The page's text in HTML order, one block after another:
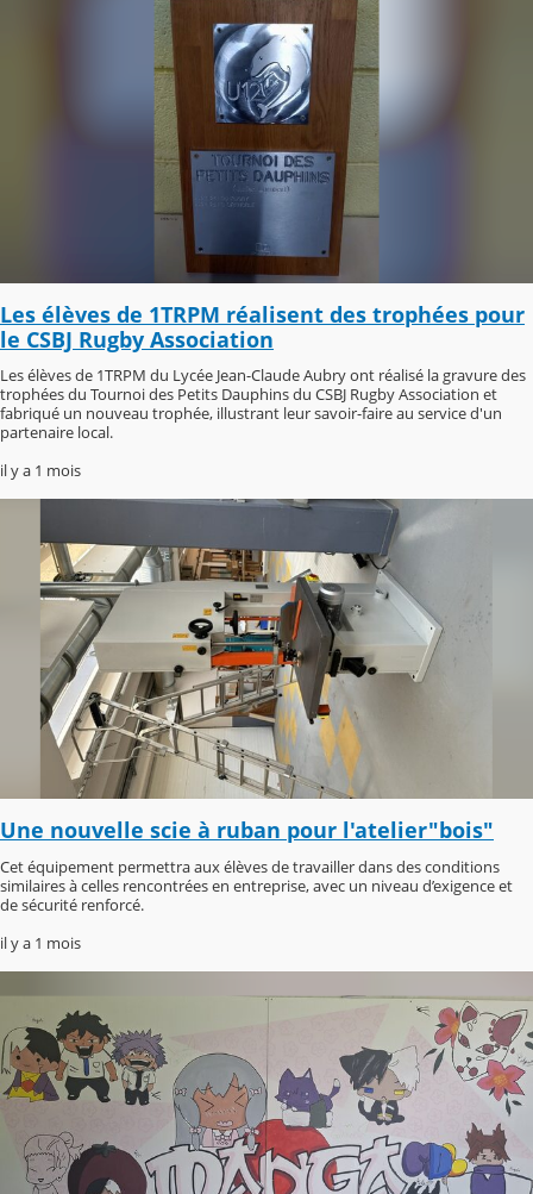
Les élèves de 1TRPM réalisent des trophées pour
le CSBJ Rugby Association
Les élèves de 1TRPM du Lycée Jean-Claude Aubry ont réalisé la gravure des
trophées du Tournoi des Petits Dauphins du CSBJ Rugby Association et
fabriqué un nouveau trophée, illustrant leur savoir-faire au service d'un
partenaire local.
il y a 1 mois
Une nouvelle scie à ruban pour l'atelier"bois"
Cet équipement permettra aux élèves de travailler dans des conditions
similaires à celles rencontrées en entreprise, avec un niveau d’exigence et
de sécurité renforcé.
il y a 1 mois